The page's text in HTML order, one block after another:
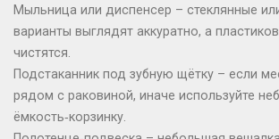
Мыльница или диспенсер – стеклянные
варианты выглядят аккуратно, а
чистятся.
Подстаканник под зубную щётку – если
рядом с раковиной, иначе используйте
ёмкость‑корзинку.